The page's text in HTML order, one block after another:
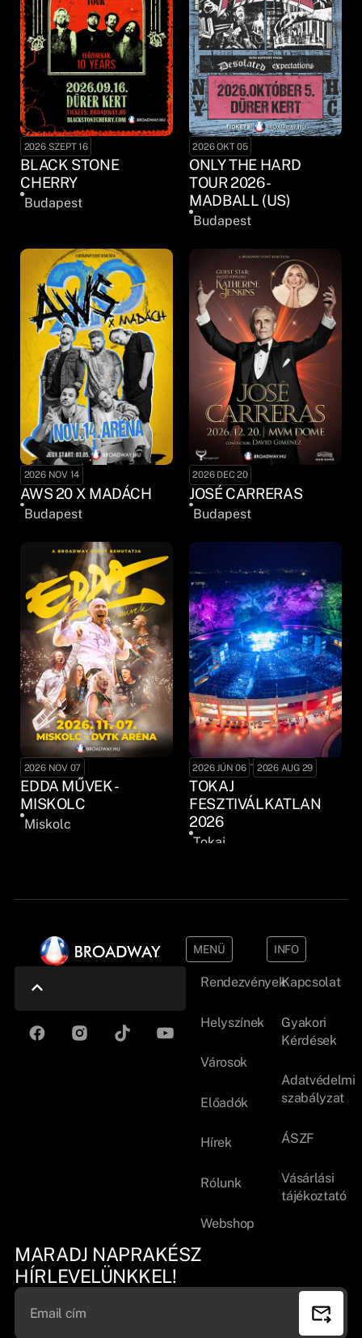
2026 SZEPT 16
BLACK STONE
CHERRY
Budapest
2026 OKT 05
ONLY THE HARD
TOUR 2026 -
MADBALL (US)
Budapest
2026 NOV 14
AWS 20 X MADÁCH
Budapest
2026 DEC 20
JOSÉ CARRERAS
Budapest
2026 NOV 07
EDDA MŰVEK -
MISKOLC
Miskolc
2026 JÚN 06 - 2026 AUG 29
TOKAJ
FESZTIVÁLKATLAN
2026
Tokaj
MENÜ
Rendezvények
Helyszínek
Városok
Előadók
Hírek
Rólunk
Webshop
INFO
Kapcsolat
Gyakori
Kérdések
Adatvédelmi
szabályzat
ÁSZF
Vásárlási
tájékoztató
MARADJ NAPRAKÉSZ
HÍRLEVELÜNKKEL!